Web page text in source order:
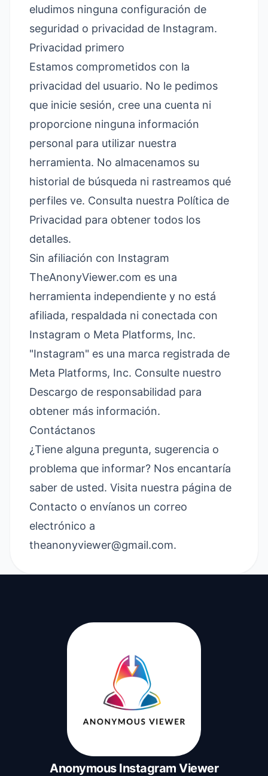
eludimos ninguna configuración de
seguridad o privacidad de Instagram.
Privacidad primero
Estamos comprometidos con la
privacidad del usuario. No le pedimos
que inicie sesión, cree una cuenta ni
proporcione ninguna información
personal para utilizar nuestra
herramienta. No almacenamos su
historial de búsqueda ni rastreamos qué
perfiles ve. Consulta nuestra Política de
Privacidad para obtener todos los
detalles.
Sin afiliación con Instagram
TheAnonyViewer.com es una
herramienta independiente y no está
afiliada, respaldada ni conectada con
Instagram o Meta Platforms, Inc.
"Instagram" es una marca registrada de
Meta Platforms, Inc. Consulte nuestro
Descargo de responsabilidad para
obtener más información.
Contáctanos
¿Tiene alguna pregunta, sugerencia o
problema que informar? Nos encantaría
saber de usted. Visita nuestra página de
Contacto o envíanos un correo
electrónico a
theanonyviewer@gmail.com.
Anonymous Instagram Viewer